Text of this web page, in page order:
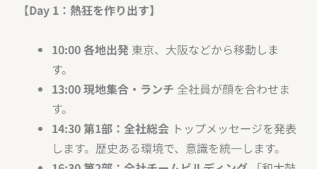
【Day 1：熱狂を作り出す】
10:00 各地出発東京、大阪などから移動しま
す。
13:00 現地集合・ランチ 全社員が顔を合わせま
す。
14:30 第1部：全社総会トップメッセージを発表
します。歴史ある環境で、意識を統一します。